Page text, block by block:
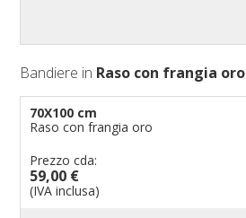
Bandiere in Raso con frangia oro
70X100 cm
Raso con frangia oro
Prezzo cda:
59,00 €
(IVA inclusa)